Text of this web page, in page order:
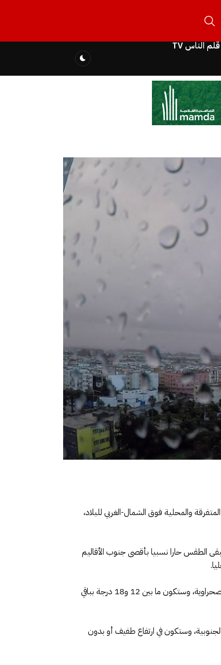
قلم الناس TV
والمحلية فوق الشمال-الغربي للبلاد،
الطقس حارا نسبيا بأقصى جنوب الأقاليم
وستتراوح درجات الحرارة الدنيا ما بين 05 و11 درجة بمرتفعات الأطلس والريف، وما بين 19 و25 درجة بجنوب الأقاليم الصحراوية، وستكون ما بين 12 و18 درجة بباقي
وستكون في ارتفاع طفيف أو بدون